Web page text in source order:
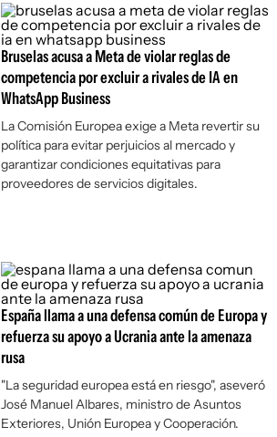
Bruselas acusa a Meta de violar reglas de
competencia por excluir a rivales de IA en
WhatsApp Business
La Comisión Europea exige a Meta revertir su
política para evitar perjuicios al mercado y
garantizar condiciones equitativas para
proveedores de servicios digitales.
España llama a una defensa común de Europa y
refuerza su apoyo a Ucrania ante la amenaza
rusa
"La seguridad europea está en riesgo", aseveró
José Manuel Albares, ministro de Asuntos
Exteriores, Unión Europea y Cooperación.